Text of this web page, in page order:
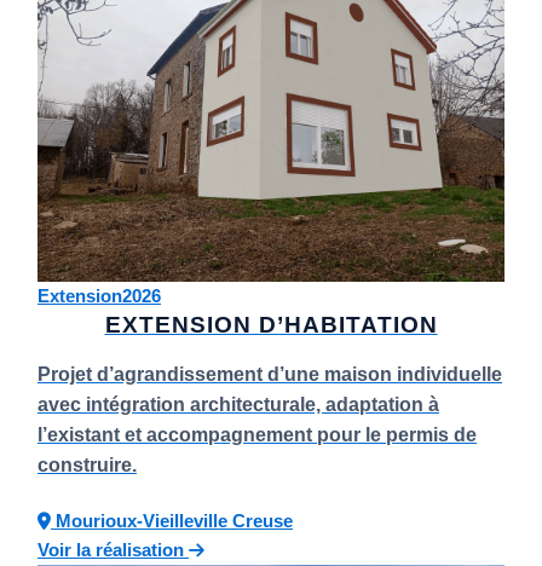
Extension2026
EXTENSION D’HABITATION
Projet d’agrandissement d’une maison individuelle
avec intégration architecturale, adaptation à
l’existant et accompagnement pour le permis de
construire.
Mourioux-Vieilleville Creuse
Voir la réalisation